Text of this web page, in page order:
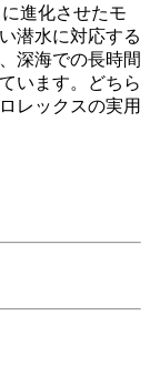
進化させたモ
潜水に対応する
深海での長時間
います。どちら
レックスの実用